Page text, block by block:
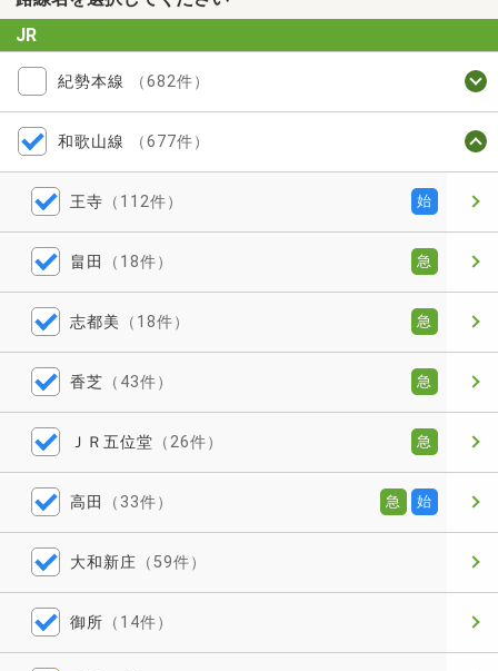
JR
紀勢本線 （682件）
和歌山線 （677件）
王寺 （112件） 始
畠田 （18件） 急
志都美 （18件） 急
香芝 （43件） 急
ＪＲ五位堂 （26件） 急
高田 （33件） 急 始
大和新庄 （59件）
御所 （14件）